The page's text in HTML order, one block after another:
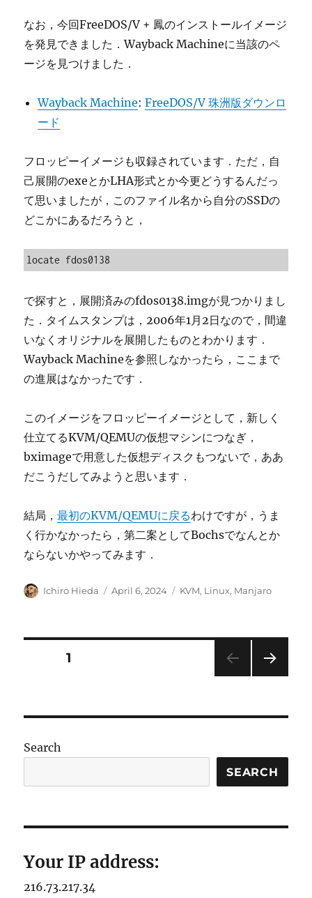
なお，今回FreeDOS/V + 鳳のインストールイメージ
を発見できました．Wayback Machineに当該のペ
ージを見つけました．
Wayback Machine:FreeDOS/V 珠洲版ダウンロ
ード
フロッピーイメージも収録されています．ただ，自
己展開のexeとかLHA形式とか今更どうするんだっ
て思いましたが，このファイル名から自分のSSDの
どこかにあるだろうと，
locate fdos0138
で探すと，展開済みのfdos0138.imgが見つかりまし
た．タイムスタンプは，2006年1月2日なので，間違
いなくオリジナルを展開したものとわかります．
Wayback Machineを参照しなかったら，ここまで
の進展はなかったです．
このイメージをフロッピーイメージとして，新しく
仕立てるKVM/QEMUの仮想マシンにつなぎ，
bximageで用意した仮想ディスクもつないで，ああ
だこうだしてみようと思います．
結局，最初のKVM/QEMUに戻るわけですが，うま
く行かなかったら，第二案としてBochsでなんとか
ならないかやってみます．
Author
Ichiro Hieda
Posted
April 6, 2024 Categories
KVM, Linux, Manjaro
Posts
PAGE1
Search
SEARCH
Your IP address:
216.73.217.34